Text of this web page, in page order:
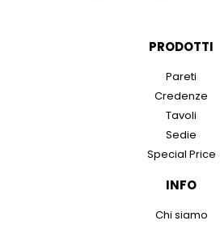
PRODOTTI
Pareti
Credenze
Tavoli
Sedie
Special Price
INFO
Chi siamo